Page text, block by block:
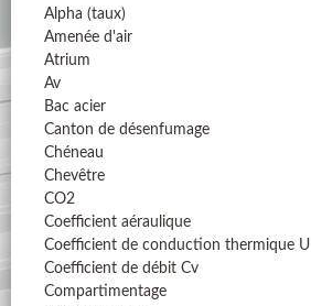
Alpha (taux)
Amenée d'air
Atrium
Av
Bac acier
Canton de désenfumage
Chéneau
Chevêtre
CO2
Coefficient aéraulique
Coefficient de conduction thermique U
Coefficient de débit Cv
Compartimentage